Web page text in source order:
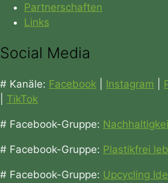
Partnerschaften
Links
Social Media
# Kanäle: Facebook Instagram
TikTok
# Facebook-Gruppe:
# Facebook-Gruppe: Plastikfrei
# Facebook-Gruppe: Upcycling